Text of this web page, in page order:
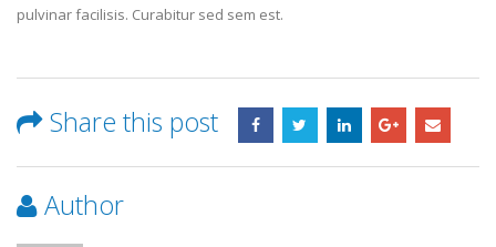
pulvinar facilisis. Curabitur sed sem est.
Share this post
Author